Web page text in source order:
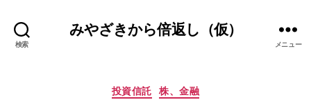
検索
みやざきから倍返し（仮）
メニュー
カ
投資信託 株、金融